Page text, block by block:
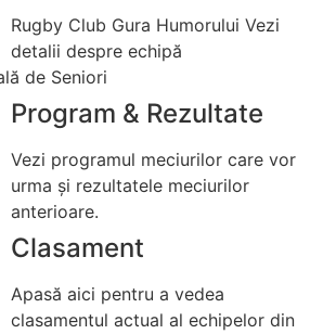
Rugby Club Gura Humorului Vezi
detalii despre echipă
de Seniori
Program & Rezultate
Vezi programul meciurilor care vor
urma și rezultatele meciurilor
anterioare.
Clasament
Apasă aici pentru a vedea
clasamentul actual al echipelor din